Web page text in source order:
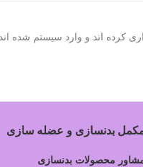
اند و وارد سیستم شده اند
بدنسازی و عضله سازی
محصولات بدنسازی